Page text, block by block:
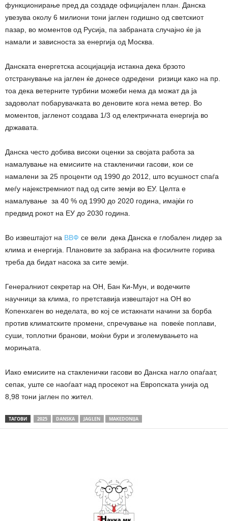
функционирање пред да создаде официјален план. Данска
увезува околу 6 милиони тони јаглен годишно од светскиот
пазар, во моментов од Русија, па забраната случајно ќе ја
намали и зависноста за енергија од Москва.
Данската енергетска асоцијација истакна дека брзото
отстранување на јаглен ќе донесе одредени ризици како на пр.
тоа дека ветерните турбини можеби нема да можат да ја
задоволат побарувачката во деновите кога нема ветер. Во
моментов, јагленот создава 1/3 од електричната енергија во
државата.
Данска често добива високи оценки за својата работа за
намалување на емисиите на стакленички гасови, кои се
намалени за 25 проценти од 1990 до 2012, што всушност спаѓа
меѓу најекстремниот пад од сите земји во ЕУ. Целта е
намалување за 40 % од 1990 до 2020 година, имајќи го
предвид рокот на ЕУ до 2030 година.
Во извештајот на ВВФ се вели дека Данска е глобален лидер за
клима и енергија. Плановите за забрана на фосилните горива
треба да бидат насока за сите земји.
Генералниот секретар на ОН, Бан Ки-Мун, и водечките
научници за клима, го претставија извештајот на ОН во
Копенхаген во неделата, во кој се истакнати начини за борба
против климатските промени, спречување на повеќе поплави,
суши, топлотни бранови, моќни бури и зголемувањето на
морињата.
Иако емисиите на стакленички гасови во Данска нагло опаѓаат,
сепак, уште се наоѓаат над просекот на Европската унија од
8,98 тони јаглен по жител.
ТАГОВИ 2025 DANSKA JAGLEN MAKEDONIJA